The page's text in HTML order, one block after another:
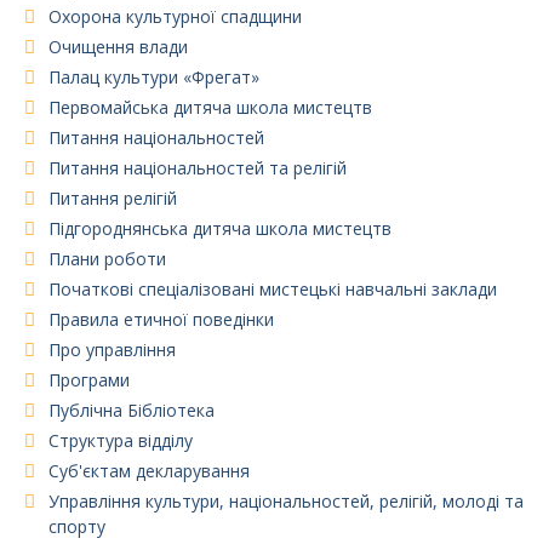
Охорона культурної спадщини
Очищення влади
Палац культури «Фрегат»
Первомайська дитяча школа мистецтв
Питання національностей
Питання національностей та релігій
Питання релігій
Підгороднянська дитяча школа мистецтв
Плани роботи
Початкові спеціалізовані мистецькі навчальні заклади
Правила етичної поведінки
Про управління
Програми
Публічна Бібліотека
Структура відділу
Суб'єктам декларування
Управління культури, національностей, релігій, молоді та
спорту